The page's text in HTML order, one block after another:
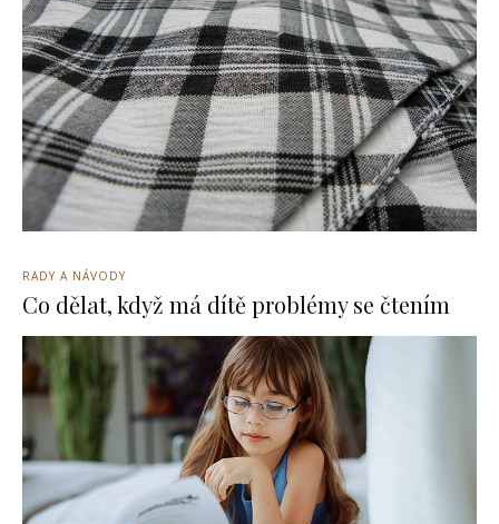
RADY A NÁVODY
Co dělat, když má dítě problémy se čtením